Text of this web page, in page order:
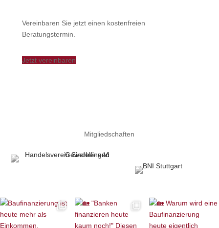
Vereinbaren Sie jetzt einen kostenfreien
Beratungstermin.
Jetzt vereinbaren
Mitgliedschaften